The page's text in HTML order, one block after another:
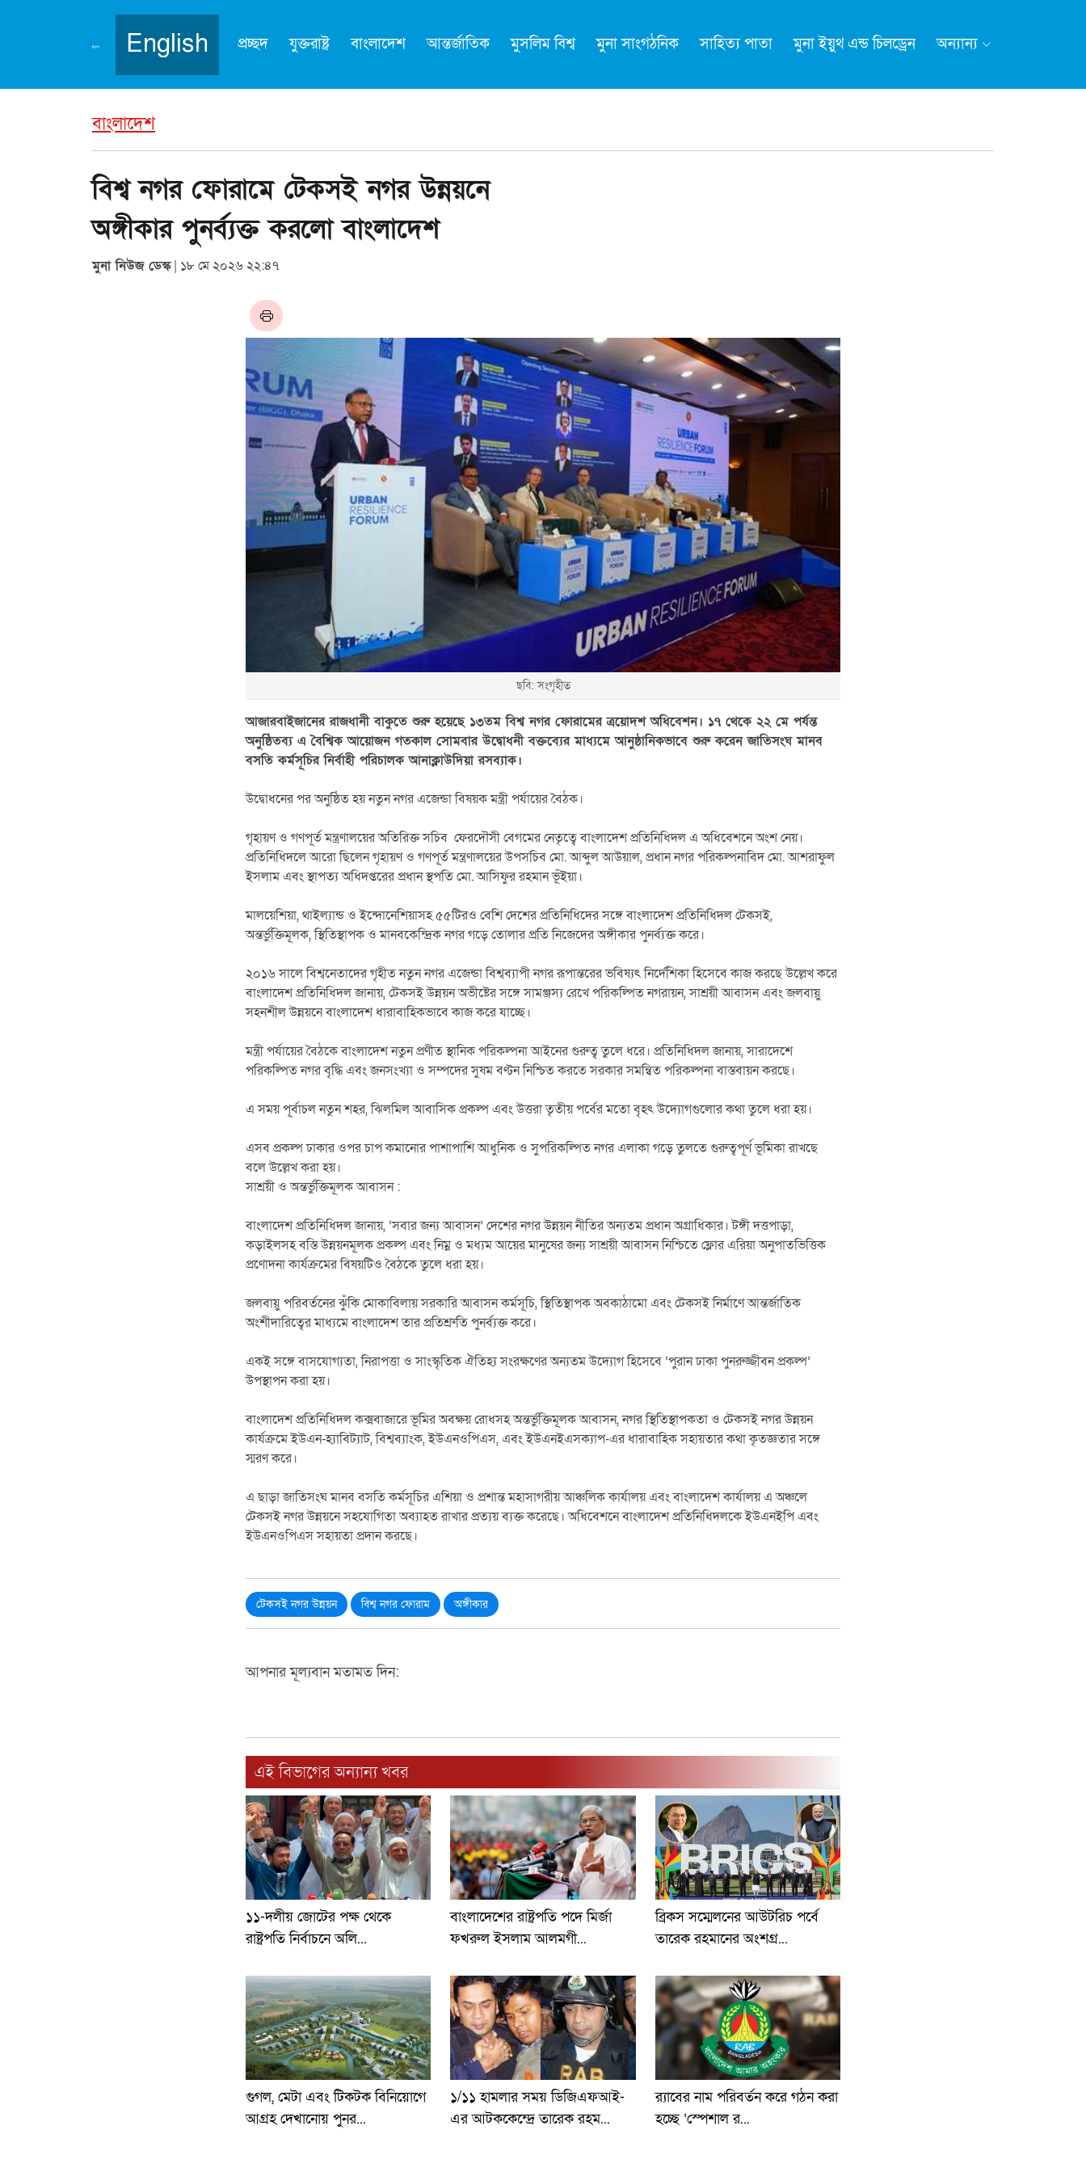
English প্রচ্ছদ যুক্তরাষ্ট্র বাংলাদেশ আন্তর্জাতিক মুসলিম বিশ্ব মুনা সাংগঠনিক সাহিত্য পাতা মুনা ইয়ুথ এন্ড চিলড্রেন অন্যান্য
বাংলাদেশ
বিশ্ব নগর ফোরামে টেকসই নগর উন্নয়নে
অঙ্গীকার পুনর্ব্যক্ত করলো বাংলাদেশ
মুনা নিউজ ডেস্ক| ১৮ মে ২০২৬ ২২:৪৭
ছবি: সংগৃহীত
আজারবাইজানের রাজধানী বাকুতে শুরু হয়েছে ১৩তম বিশ্ব নগর ফোরামের ত্রয়োদশ অধিবেশন। ১৭ থেকে ২২ মে পর্যন্ত
অনুষ্ঠিতব্য এ বৈশ্বিক আয়োজন গতকাল সোমবার উদ্বোধনী বক্তব্যের মাধ্যমে আনুষ্ঠানিকভাবে শুরু করেন জাতিসংঘ মানব
বসতি কর্মসূচির নির্বাহী পরিচালক আনাক্লাউদিয়া রসব্যাক।
উদ্বোধনের পর অনুষ্ঠিত হয় নতুন নগর এজেন্ডা বিষয়ক মন্ত্রী পর্যায়ের বৈঠক।
গৃহায়ণ ও গণপূর্ত মন্ত্রণালয়ের অতিরিক্ত সচিব ফেরদৌসী বেগমের নেতৃত্বে বাংলাদেশ প্রতিনিধিদল এ অধিবেশনে অংশ নেয়।
প্রতিনিধিদলে আরো ছিলেন গৃহায়ণ ও গণপূর্ত মন্ত্রণালয়ের উপসচিব মো. আব্দুল আউয়াল, প্রধান নগর পরিকল্পনাবিদ মো. আশরাফুল
ইসলাম এবং স্থাপত্য অধিদপ্তরের প্রধান স্থপতি মো. আসিফুর রহমান ভূঁইয়া।
মালয়েশিয়া, থাইল্যান্ড ও ইন্দোনেশিয়াসহ ৫৫টিরও বেশি দেশের প্রতিনিধিদের সঙ্গে বাংলাদেশ প্রতিনিধিদল টেকসই,
অন্তর্ভুক্তিমূলক, স্থিতিস্থাপক ও মানবকেন্দ্রিক নগর গড়ে তোলার প্রতি নিজেদের অঙ্গীকার পুনর্ব্যক্ত করে।
২০১৬ সালে বিশ্বনেতাদের গৃহীত নতুন নগর এজেন্ডা বিশ্বব্যাপী নগর রূপান্তরের ভবিষ্যৎ নির্দেশিকা হিসেবে কাজ করছে উল্লেখ করে
বাংলাদেশ প্রতিনিধিদল জানায়, টেকসই উন্নয়ন অভীষ্টের সঙ্গে সামঞ্জস্য রেখে পরিকল্পিত নগরায়ন, সাশ্রয়ী আবাসন এবং জলবায়ু
সহনশীল উন্নয়নে বাংলাদেশ ধারাবাহিকভাবে কাজ করে যাচ্ছে।
মন্ত্রী পর্যায়ের বৈঠকে বাংলাদেশ নতুন প্রণীত স্থানিক পরিকল্পনা আইনের গুরুত্ব তুলে ধরে। প্রতিনিধিদল জানায়, সারাদেশে
পরিকল্পিত নগর বৃদ্ধি এবং জনসংখ্যা ও সম্পদের সুষম বণ্টন নিশ্চিত করতে সরকার সমন্বিত পরিকল্পনা বাস্তবায়ন করছে।
এ সময় পূর্বাচল নতুন শহর, ঝিলমিল আবাসিক প্রকল্প এবং উত্তরা তৃতীয় পর্বের মতো বৃহৎ উদ্যোগগুলোর কথা তুলে ধরা হয়।
এসব প্রকল্প ঢাকার ওপর চাপ কমানোর পাশাপাশি আধুনিক ও সুপরিকল্পিত নগর এলাকা গড়ে তুলতে গুরুত্বপূর্ণ ভূমিকা রাখছে
বলে উল্লেখ করা হয়।
সাশ্রয়ী ও অন্তর্ভুক্তিমূলক আবাসন :
বাংলাদেশ প্রতিনিধিদল জানায়, ‘সবার জন্য আবাসন’ দেশের নগর উন্নয়ন নীতির অন্যতম প্রধান অগ্রাধিকার। টঙ্গী দত্তপাড়া,
কড়াইলসহ বস্তি উন্নয়নমূলক প্রকল্প এবং নিম্ন ও মধ্যম আয়ের মানুষের জন্য সাশ্রয়ী আবাসন নিশ্চিতে ফ্লোর এরিয়া অনুপাতভিত্তিক
প্রণোদনা কার্যক্রমের বিষয়টিও বৈঠকে তুলে ধরা হয়।
জলবায়ু পরিবর্তনের ঝুঁকি মোকাবিলায় সরকারি আবাসন কর্মসূচি, স্থিতিস্থাপক অবকাঠামো এবং টেকসই নির্মাণে আন্তর্জাতিক
অংশীদারিত্বের মাধ্যমে বাংলাদেশ তার প্রতিশ্রুতি পুনর্ব্যক্ত করে।
একই সঙ্গে বাসযোগ্যতা, নিরাপত্তা ও সাংস্কৃতিক ঐতিহ্য সংরক্ষণের অন্যতম উদ্যোগ হিসেবে ‘পুরান ঢাকা পুনরুজ্জীবন প্রকল্প’
উপস্থাপন করা হয়।
বাংলাদেশ প্রতিনিধিদল কক্সবাজারে ভূমির অবক্ষয় রোধসহ অন্তর্ভুক্তিমূলক আবাসন, নগর স্থিতিস্থাপকতা ও টেকসই নগর উন্নয়ন
কার্যক্রমে ইউএন-হ্যাবিট্যাট, বিশ্বব্যাংক, ইউএনওপিএস, এবং ইউএনইএসক্যাপ-এর ধারাবাহিক সহায়তার কথা কৃতজ্ঞতার সঙ্গে
স্মরণ করে।
এ ছাড়া জাতিসংঘ মানব বসতি কর্মসূচির এশিয়া ও প্রশান্ত মহাসাগরীয় আঞ্চলিক কার্যালয় এবং বাংলাদেশ কার্যালয় এ অঞ্চলে
টেকসই নগর উন্নয়নে সহযোগিতা অব্যাহত রাখার প্রত্যয় ব্যক্ত করেছে। অধিবেশনে বাংলাদেশ প্রতিনিধিদলকে ইউএনইপি এবং
ইউএনওপিএস সহায়তা প্রদান করছে।
টেকসই নগর উন্নয়ন বিশ্ব নগর ফোরাম অঙ্গীকার
আপনার মূল্যবান মতামত দিন:
এই বিভাগের অন্যান্য খবর
১১-দলীয় জোটের পক্ষ থেকে
রাষ্ট্রপতি নির্বাচনে অলি...
বাংলাদেশের রাষ্ট্রপতি পদে মির্জা
ফখরুল ইসলাম আলমগী...
ব্রিকস সম্মেলনের আউটরিচ পর্বে
তারেক রহমানের অংশগ্র...
গুগল, মেটা এবং টিকটক বিনিয়োগে
আগ্রহ দেখানোয় পুনর...
১/১১ হামলার সময় ডিজিএফআই-
এর আটককেন্দ্রে তারেক রহম...
র‍্যাবের নাম পরিবর্তন করে গঠন করা
হচ্ছে ‘স্পেশাল র...